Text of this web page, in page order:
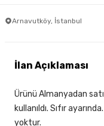
Arnavutköy, İstanbul
İlan Açıklaması
Ürünü Almanyadan
kullanıldı. Sıfır
yoktur.